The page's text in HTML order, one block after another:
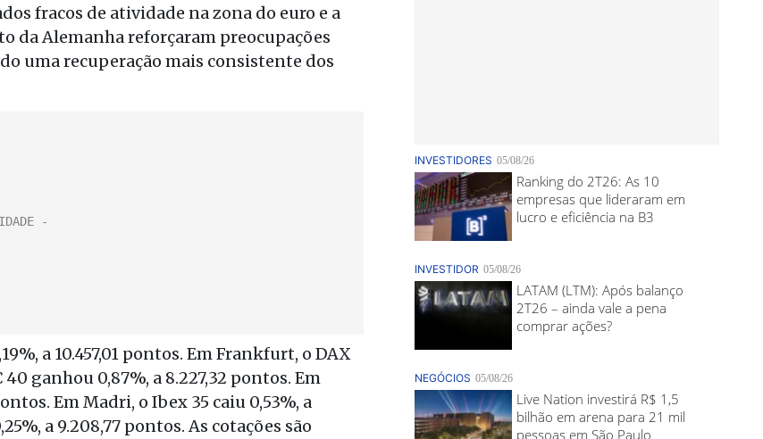
fracos de atividade na zona do euro e a
da Alemanha reforçaram preocupações
uma recuperação mais consistente dos
a 10.457,01 pontos. Em Frankfurt, o DAX
40 ganhou 0,87%, a 8.227,32 pontos. Em
Em Madri, o Ibex 35 caiu 0,53%, a
a 9.208,77 pontos. As cotações são